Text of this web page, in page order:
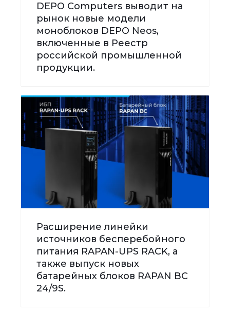
DEPO Computers выводит на
рынок новые модели
моноблоков DEPO Neos,
включенные в Реестр
российской промышленной
продукции.
Расширение линейки
источников бесперебойного
питания RAPAN-UPS RACK, а
также выпуск новых
батарейных блоков RAPAN BC
24/9S.